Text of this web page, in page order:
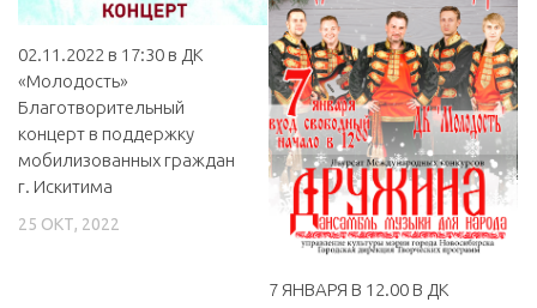
МБОУ ДО «Детская музыкальная школа»
МБУК «Искитимский городской историко-художественный
музей»
МБУ Парк культуры и отдыха им. И.В. Коротеева
МБУК «Централизованная библиотечная система»
Независимая оценка качества
02.11.2022 в 17:30 в ДК
«Молодость»
Благотворительный
концерт в поддержку
мобилизованных граждан
г. Искитима
25 ОКТ, 2022
7 ЯНВАРЯ В 12.00 В ДК